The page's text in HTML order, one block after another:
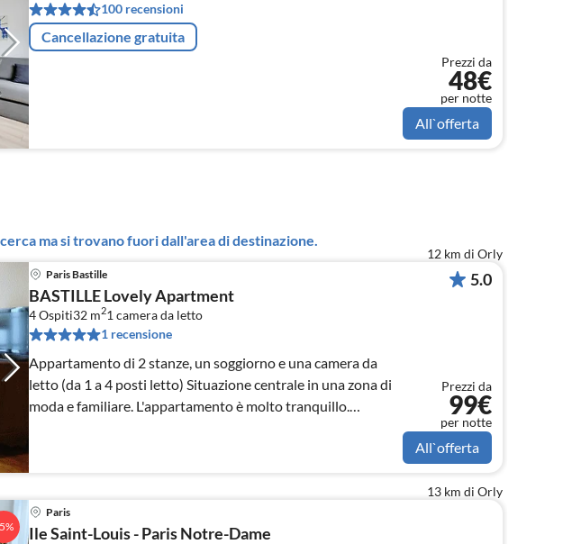
100 recensioni
Cancellazione gratuita
Prezzi da
48€
per notte
All`offerta
ma si trovano fuori dall'area di destinazione.
12 km di Orly
Paris Bastille
BASTILLE Lovely Apartment
4 Ospiti32 m21 camera da letto
1 recensione
Appartamento di 2 stanze, un soggiorno e una camera da
letto (da 1 a 4 posti letto) Situazione centrale in una zona di
moda e familiare. L'appartamento è molto tranquillo.
5.0
Prezzi da
99€
per notte
All`offerta
13 km di Orly
Paris
Ile Saint-Louis - Paris Notre-Dame